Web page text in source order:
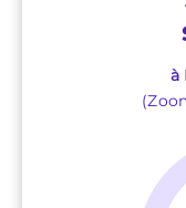
à